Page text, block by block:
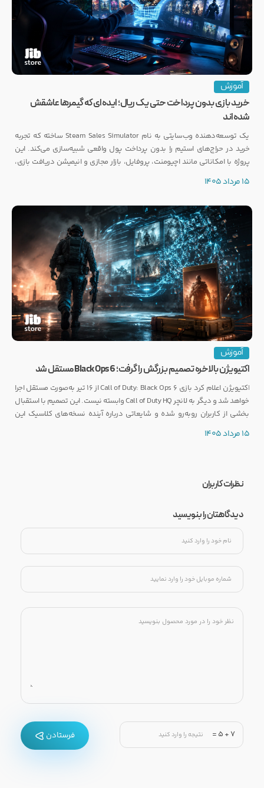
آموزش
خرید بازی بدون پرداخت حتی یک ریال؛ ایده‌ای که گیمرها عاشقش
شده‌اند
یک توسعه‌دهنده وب‌سایتی به نام Steam Sales Simulator ساخته که تجربه
خرید در حراج‌های استیم را بدون پرداخت پول واقعی شبیه‌سازی می‌کند. این
پروژه با امکاناتی مانند اچیومنت، پروفایل، بازار مجازی و انیمیشن دریافت بازی،
15 مرداد 1405
آموزش
اکتیویژن بالاخره تصمیم بزرگش را گرفت؛ Black Ops 6 مستقل شد
اکتیویژن اعلام کرد بازی Call of Duty: Black Ops 6 از ۱۶ تیر به‌صورت مستقل اجرا
خواهد شد و دیگر به لانچر Call of Duty HQ وابسته نیست. این تصمیم با استقبال
بخشی از کاربران روبه‌رو شده و شایعاتی درباره آینده نسخه‌های کلاسیک این
15 مرداد 1405
نظرات کاربران
دیدگاهتان را بنویسید
7
+
5
= فرستادن